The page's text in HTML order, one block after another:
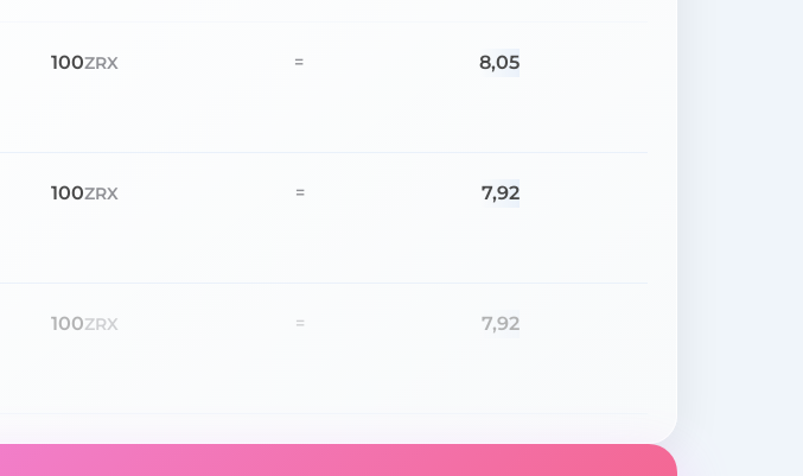
100ZRX = 8,05
100ZRX = 7,92
100ZRX = 7,92